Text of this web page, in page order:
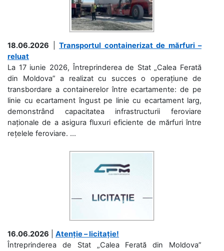
18.06.2026
Transportul containerizat de mărfuri –
reluat
La 17 iunie 2026, Întreprinderea de Stat „Calea Ferată
din Moldova” a realizat cu succes o operațiune de
transbordare a containerelor între ecartamente: de pe
linie cu ecartament îngust pe linie cu ecartament larg,
demonstrând capacitatea infrastructurii feroviare
naționale de a asigura fluxuri eficiente de mărfuri între
rețelele feroviare. ...
16.06.2026
Atenție – licitație!
Întreprinderea de Stat „Calea Ferată din Moldova”